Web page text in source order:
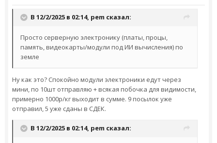
В 12/2/2025 в 02:14, pem сказал:
Просто серверную электронику (платы, процы,
память, видеокарты/модули под ИИ вычисления) по
земле
Ну как это? Спокойно модули электроники едут через
мини, по 10шт отправляю + всякая побочка для видимости,
примерно 1000р/кг выходит в сумме. 9 посылок уже
отправил, 5 уже сданы в СДЕК.
В 12/2/2025 в 02:14, pem сказал: